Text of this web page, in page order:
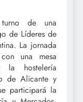
de una
de Líderes de
La jornada
una mesa
hostelería
de Alicante y
participará la